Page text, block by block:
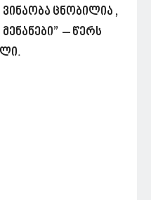
ცნობილია ,
– წერს